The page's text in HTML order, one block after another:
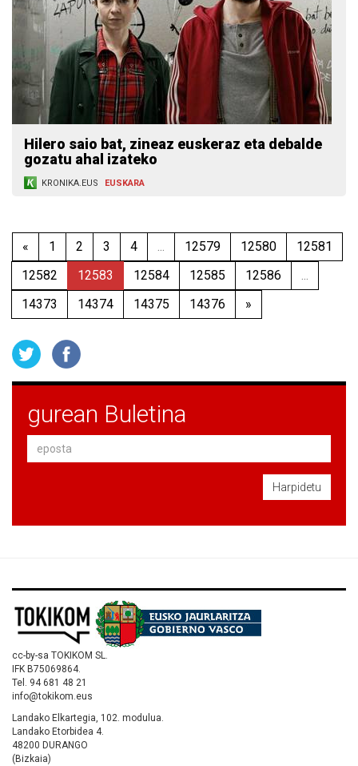
Hilero saio bat, zineaz euskeraz eta debalde
gozatu ahal izateko
KRONIKA.EUS EUSKARA
« 1 2 3 4 ... 12579 12580
12581
12582
12583 12584 12585 12586
...
14373
14374 14375 14376 »
gurean Buletina
Harpidetu
cc-by-sa TOKIKOM SL.
IFK B75069864.
Tel. 94 681 48 21
info@tokikom.eus
Landako Elkartegia, 102. modulua.
Landako Etorbidea 4.
48200 DURANGO
(Bizkaia)